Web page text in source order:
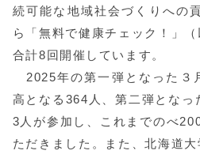
続可能な地域社会づくりへの
ら「無料で健康チェック！」
合計8回開催しています。
2025年の第一弾となった３
高となる364人、第二弾となっ
3人が参加し、これまでのべ
ただきました。また、北海道